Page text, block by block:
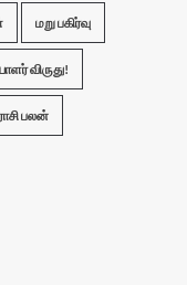
மறு பகிர்வு
விருது!
பலன்